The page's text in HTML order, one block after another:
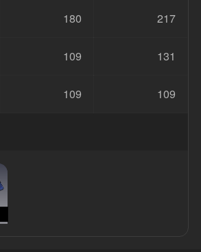
180 217
109 131
109 109